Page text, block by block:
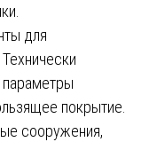
для
покрытие.
сооружения,